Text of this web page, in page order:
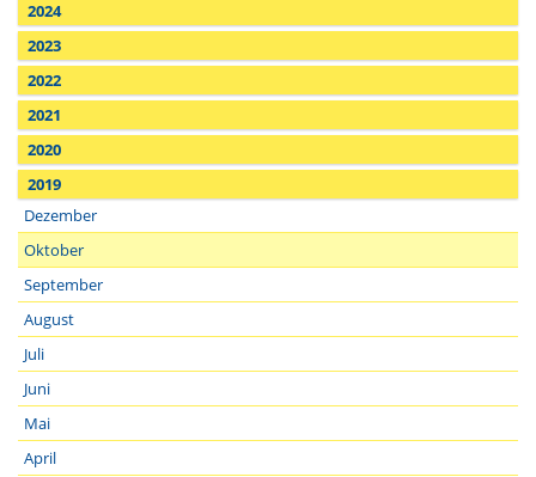
2024
2023
2022
2021
2020
2019
Dezember
Oktober
September
August
Juli
Juni
Mai
April